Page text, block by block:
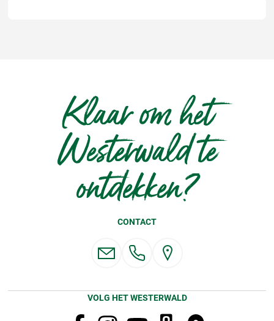
Klaar om het
Westerwald te
ontdekken?
CONTACT
VOLG HET WESTERWALD